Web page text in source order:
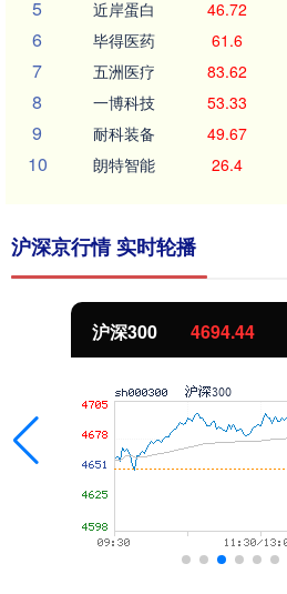
5 近岸蛋白 46.72
6 毕得医药 61.6
7 五洲医疗 83.62
8 一博科技 53.33
9 耐科装备 49.67
10 朗特智能 26.4
沪深京行情 实时轮播
沪深300 4694.44